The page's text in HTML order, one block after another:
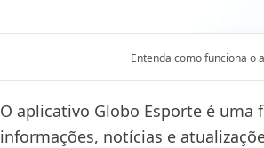
Entenda como funciona o
O aplicativo Globo Esporte é
informações, notícias e